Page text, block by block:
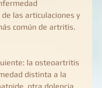
las articulaciones y
común de artritis.
la osteoartritis
distinta a la